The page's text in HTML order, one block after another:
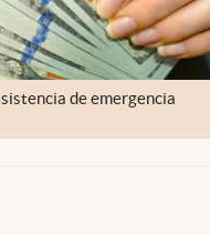
de emergencia